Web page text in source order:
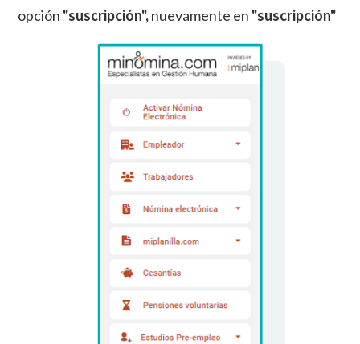
opción "suscripción",nuevamente en "suscripción"